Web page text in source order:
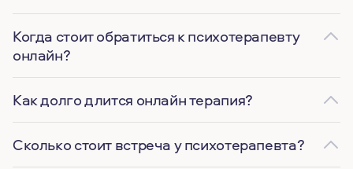
Когда стоит обратиться к психотерапевту
онлайн?
Как долго длится онлайн терапия?
Сколько стоит встреча у психотерапевта?